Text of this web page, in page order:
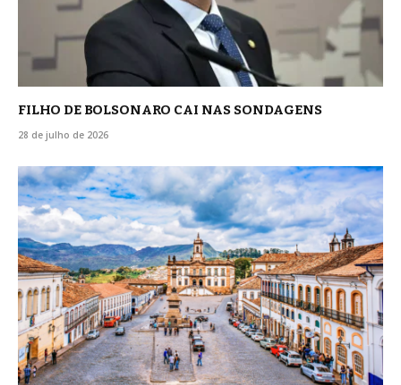
FILHO DE BOLSONARO CAI NAS SONDAGENS
28 de julho de 2026